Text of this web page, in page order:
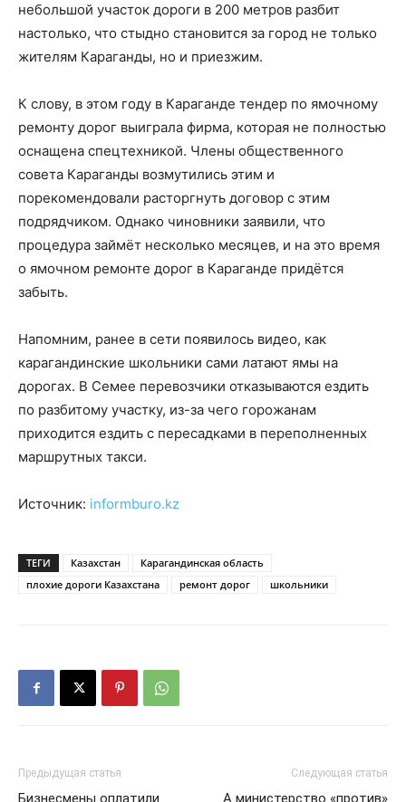
небольшой участок дороги в 200 метров разбит
настолько, что стыдно становится за город не только
жителям Караганды, но и приезжим.
К слову, в этом году в Караганде тендер по ямочному
ремонту дорог выиграла фирма, которая не полностью
оснащена спецтехникой. Члены общественного
совета Караганды возмутились этим и
порекомендовали расторгнуть договор с этим
подрядчиком. Однако чиновники заявили, что
процедура займёт несколько месяцев, и на это время
о ямочном ремонте дорог в Караганде придётся
забыть.
Напомним, ранее в сети появилось видео, как
карагандинские школьники сами латают ямы на
дорогах. В Семее перевозчики отказываются ездить
по разбитому участку, из-за чего горожанам
приходится ездить с пересадками в переполненных
маршрутных такси.
Источник: informburo.kz
ТЕГИ Казахстан
Карагандинская область
плохие дороги Казахстана
ремонт дорог школьники
Предыдущая статья
Бизнесмены оплатили
Следующая статья
А министерство «против»